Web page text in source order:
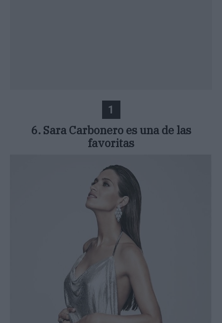
1
6. Sara Carbonero es una de las
favoritas